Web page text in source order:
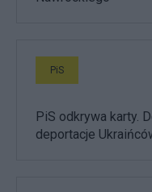
PiS
PiS odkrywa karty.
deportacje